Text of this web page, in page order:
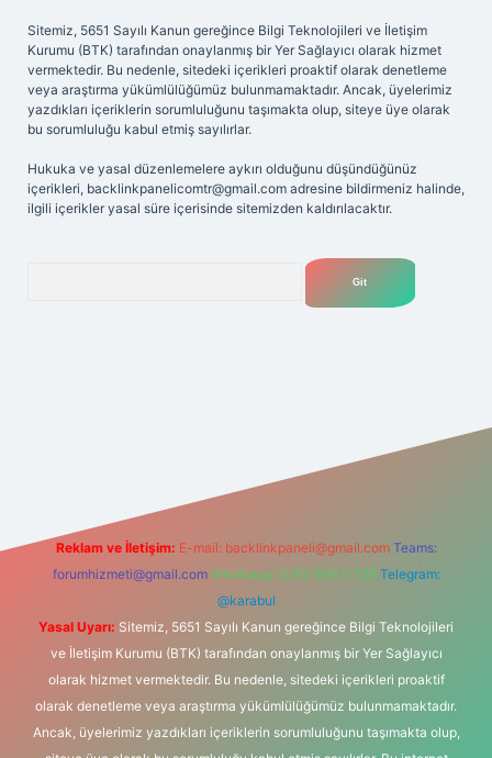
Sitemiz, 5651 Sayılı Kanun gereğince Bilgi Teknolojileri ve İletişim
Kurumu (BTK) tarafından onaylanmış bir Yer Sağlayıcı olarak hizmet
vermektedir. Bu nedenle, sitedeki içerikleri proaktif olarak denetleme
veya araştırma yükümlülüğümüz bulunmamaktadır. Ancak, üyelerimiz
yazdıkları içeriklerin sorumluluğunu taşımakta olup, siteye üye olarak
bu sorumluluğu kabul etmiş sayılırlar.
Hukuka ve yasal düzenlemelere aykırı olduğunu düşündüğünüz
içerikleri, backlinkpanelicomtr@gmail.com adresine bildirmeniz halinde,
ilgili içerikler yasal süre içerisinde sitemizden kaldırılacaktır.
Reklam ve İletişim: E-mail: backlinkpaneli@gmail.com Teams:
forumhizmeti@gmail.com Whatsapp: 0262 606 0 726 Telegram:
@karabul
Yasal Uyarı: Sitemiz, 5651 Sayılı Kanun gereğince Bilgi Teknolojileri
ve İletişim Kurumu (BTK) tarafından onaylanmış bir Yer Sağlayıcı
olarak hizmet vermektedir. Bu nedenle, sitedeki içerikleri proaktif
olarak denetleme veya araştırma yükümlülüğümüz bulunmamaktadır.
Ancak, üyelerimiz yazdıkları içeriklerin sorumluluğunu taşımakta olup,